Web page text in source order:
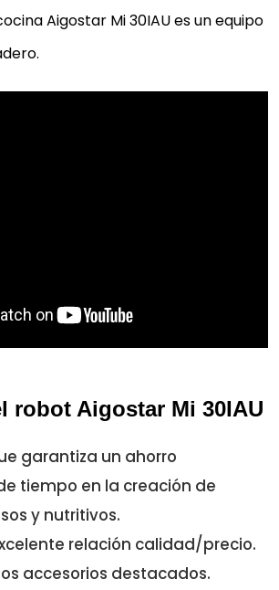
Aigostar Mi 30IAU es un equipo
robot Aigostar Mi 30IAU
garantiza un ahorro
tiempo en la creación de
y nutritivos.
relación calidad/precio.
accesorios destacados.